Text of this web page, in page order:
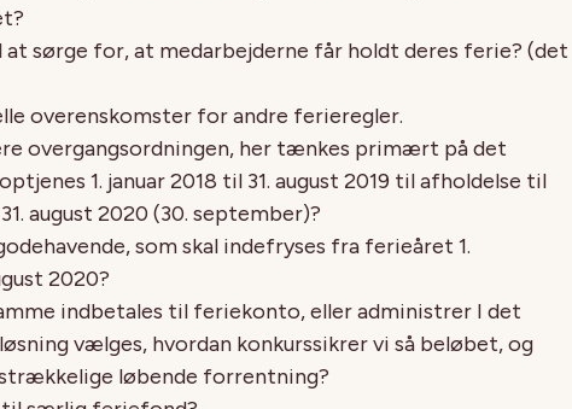
sørge for, at medarbejderne får holdt deres ferie? (det
overenskomster for andre ferieregler.
overgangsordningen, her tænkes primært på det
1. januar 2018 til 31. august 2019 til afholdelse til
august 2020 (30. september)?
som skal indefryses fra ferieåret 1.
2020?
indbetales til feriekonto, eller administrer I det
vælges, hvordan konkurssikrer vi så beløbet, og
løbende forrentning?